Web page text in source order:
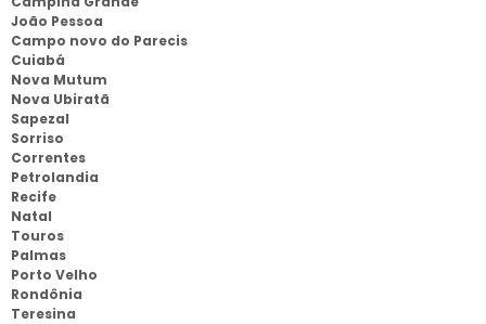
João Pessoa
Campo novo do Parecis
Cuiabá
Nova Mutum
Nova Ubiratã
Sapezal
Sorriso
Correntes
Petrolandia
Recife
Natal
Touros
Palmas
Porto Velho
Rondônia
Teresina